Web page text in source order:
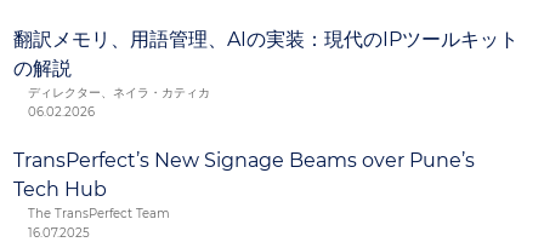
翻訳メモリ、用語管理、AIの実装：現代のIPツールキット
の解説
ディレクター、ネイラ・カティカ
06.02.2026
TransPerfect’s New Signage Beams over Pune’s
Tech Hub
The TransPerfect Team
16.07.2025